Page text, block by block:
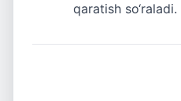
qaratish so‘raladi.